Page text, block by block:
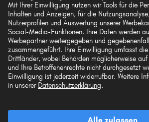
Original-Ersatzteilnummern anzeigen
Fahrzeugtypen
TOPRAN Schalter, Fensterheber
Art.-Nr. 116 029
14,21 €
Mit Ihrer Einwilligung nutzen wir Tools für die
Inhalten und Anzeigen, für die
Nutzerprofilen und Auswertung unserer
Social-Media-Funktionen. Ihre Daten werden
Werbepartner weitergegeben und
zusammengeführt. Ihre Einwilligung umfasst
Drittländer, wobei Behörden möglicherweise
und Ihre Betroffenenrechte nicht durchgesetzt
Einwilligung ist jederzeit widerrufbar. Weitere
in unserer Datenschutzerklärung.
Alle zulassen